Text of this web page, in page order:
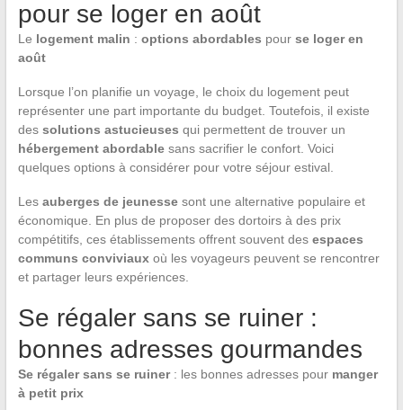
pour se loger en août
Le logement malin : options abordables pour se loger en
août
Lorsque l’on planifie un voyage, le choix du logement peut
représenter une part importante du budget. Toutefois, il existe
des solutions astucieuses qui permettent de trouver un
hébergement abordablesans sacrifier le confort. Voici
quelques options à considérer pour votre séjour estival.
Les auberges de jeunessesont une alternative populaire et
économique. En plus de proposer des dortoirs à des prix
compétitifs, ces établissements offrent souvent des espaces
communs conviviauxoù les voyageurs peuvent se rencontrer
et partager leurs expériences.
Se régaler sans se ruiner :
bonnes adresses gourmandes
Se régaler sans se ruiner: les bonnes adresses pour manger
à petit prix